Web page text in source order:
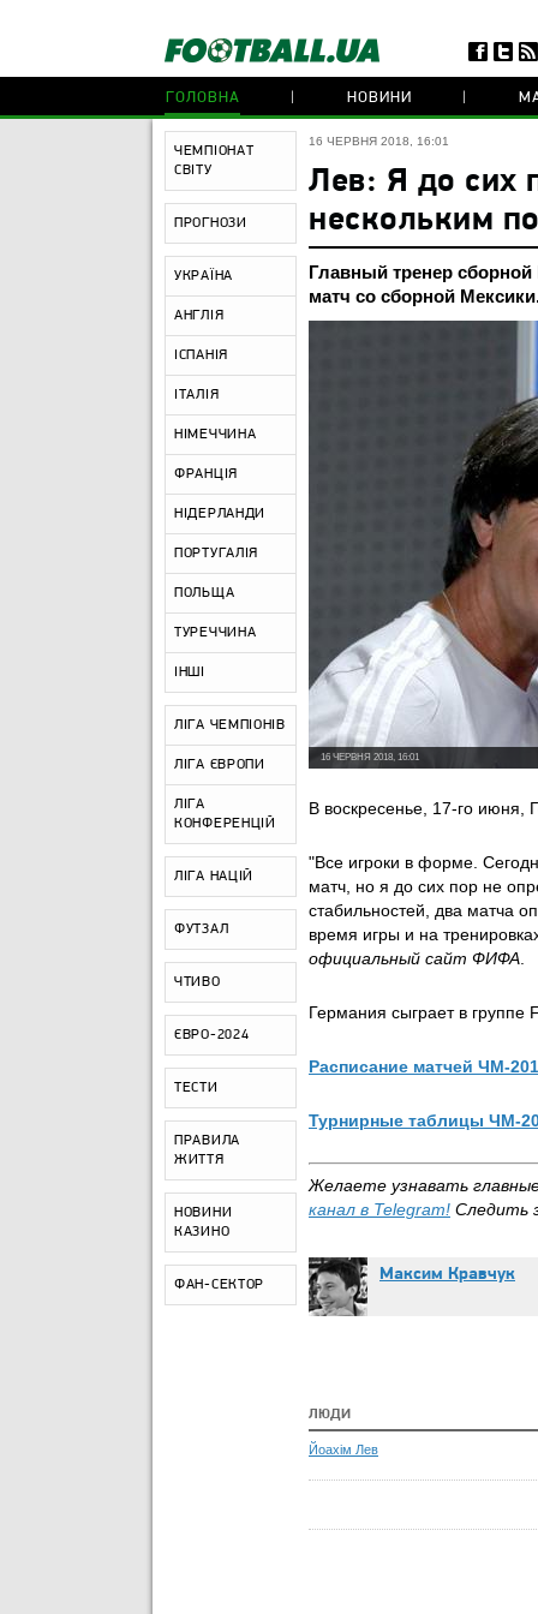
ГОЛОВНА НОВИНИ
ЧЕМПІОНАТ
СВІТУ
ПРОГНОЗИ
УКРАЇНА
АНГЛІЯ
ІСПАНІЯ
ІТАЛІЯ
НІМЕЧЧИНА
ФРАНЦІЯ
НІДЕРЛАНДИ
ПОРТУГАЛІЯ
ПОЛЬЩА
ТУРЕЧЧИНА
ІНШІ
ЛІГА ЧЕМПІОНІВ
ЛІГА ЄВРОПИ
ЛІГА
КОНФЕРЕНЦІЙ
ЛІГА НАЦІЙ
ФУТЗАЛ
ЧТИВО
ЄВРО-2024
ТЕСТИ
ПРАВИЛА
ЖИТТЯ
НОВИНИ
КАЗИНО
ФАН-СЕКТОР
16 ЧЕРВНЯ 2018, 16:01
Лев: Я до сих
нескольким
Главный тренер
матч со сборной
16 ЧЕРВНЯ 2018, 16:01
В воскресенье, 17-го июня,
"Все игроки в форме.
матч, но я до сих пор не
стабильностей, два матча
время игры и на
официальный сайт ФИФА
Германия сыграет в
Расписание матчей ЧМ-
Турнирные таблицы ЧМ-
Желаете узнавать
канал в Telegram! Следить
Максим Кравчук
ЛЮДИ
Йоахім Лев